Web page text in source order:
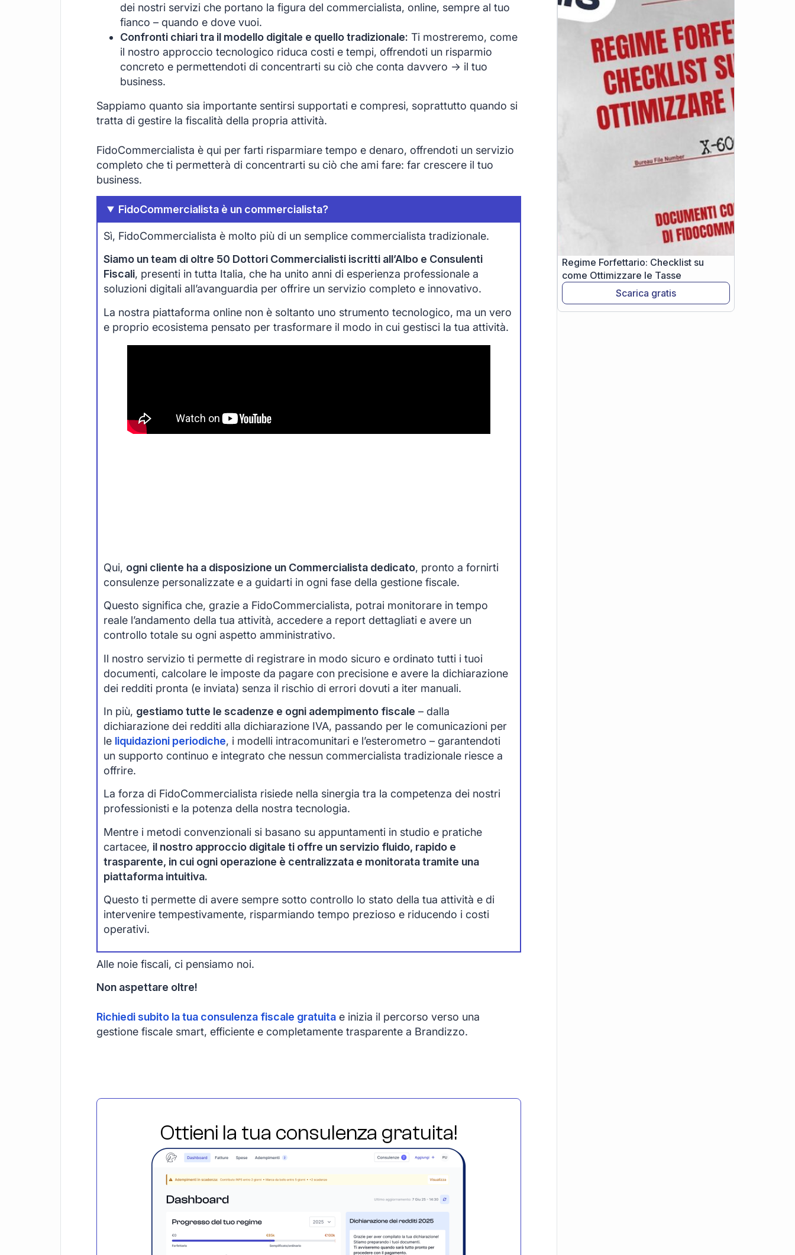
dei nostri servizi che portano la figura del commercialista, online, sempre al tuo
fianco – quando e dove vuoi.
Confronti chiari tra il modello digitale e quello tradizionale: Ti mostreremo, come
il nostro approccio tecnologico riduca costi e tempi, offrendoti un risparmio
concreto e permettendoti di concentrarti su ciò che conta davvero -> il tuo
business.
Sappiamo quanto sia importante sentirsi supportati e compresi, soprattutto quando si
tratta di gestire la fiscalità della propria attività.
FidoCommercialista è qui per farti risparmiare tempo e denaro, offrendoti un servizio
completo che ti permetterà di concentrarti su ciò che ami fare: far crescere il tuo
business.
FidoCommercialista è un commercialista?
Sì, FidoCommercialista è molto più di un semplice commercialista tradizionale.
Siamo un team di oltre 50 Dottori Commercialisti iscritti all’Albo e Consulenti
Fiscali, presenti in tutta Italia, che ha unito anni di esperienza professionale a
soluzioni digitali all’avanguardia per offrire un servizio completo e innovativo.
La nostra piattaforma online non è soltanto uno strumento tecnologico, ma un vero
e proprio ecosistema pensato per trasformare il modo in cui gestisci la tua attività.
Qui, ogni cliente ha a disposizione un Commercialista dedicato, pronto a fornirti
consulenze personalizzate e a guidarti in ogni fase della gestione fiscale.
Questo significa che, grazie a FidoCommercialista, potrai monitorare in tempo
reale l’andamento della tua attività, accedere a report dettagliati e avere un
controllo totale su ogni aspetto amministrativo.
Il nostro servizio ti permette di registrare in modo sicuro e ordinato tutti i tuoi
documenti, calcolare le imposte da pagare con precisione e avere la dichiarazione
dei redditi pronta (e inviata) senza il rischio di errori dovuti a iter manuali.
In più, gestiamo tutte le scadenze e ogni adempimento fiscale – dalla
dichiarazione dei redditi alla dichiarazione IVA, passando per le comunicazioni per
le liquidazioni periodiche, i modelli intracomunitari e l’esterometro – garantendoti
un supporto continuo e integrato che nessun commercialista tradizionale riesce a
offrire.
La forza di FidoCommercialista risiede nella sinergia tra la competenza dei nostri
professionisti e la potenza della nostra tecnologia.
Mentre i metodi convenzionali si basano su appuntamenti in studio e pratiche
cartacee, il nostro approccio digitale ti offre un servizio fluido, rapido e
trasparente, in cui ogni operazione è centralizzata e monitorata tramite una
piattaforma intuitiva.
Questo ti permette di avere sempre sotto controllo lo stato della tua attività e di
intervenire tempestivamente, risparmiando tempo prezioso e riducendo i costi
operativi.
Alle noie fiscali, ci pensiamo noi.
Non aspettare oltre!
Richiedi subito la tua consulenza fiscale gratuita e inizia il percorso verso una
gestione fiscale smart, efficiente e completamente trasparente a Brandizzo.
Ottieni la tua consulenza gratuita!
Regime Forfettario: Checklist su
come Ottimizzare le Tasse
Scarica gratis